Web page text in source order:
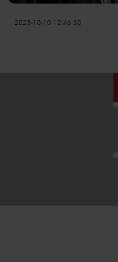
2023-10-10 12:46:30